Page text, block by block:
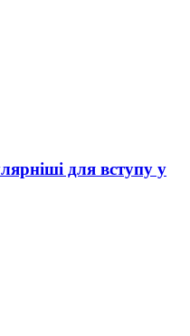
для вступу у